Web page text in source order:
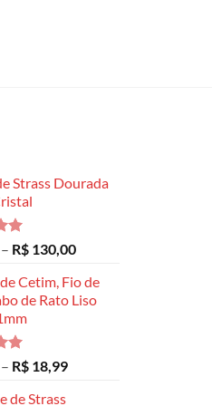
Strass Dourada
– R$130,00Faixa
preço:
R$ 3,49
Cetim, Fio de
de Rato Liso
– R$18,99Faixa
de Strass